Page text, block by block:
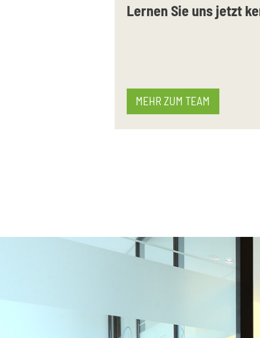
Lernen Sie uns jetzt
MEHR ZUM TEAM